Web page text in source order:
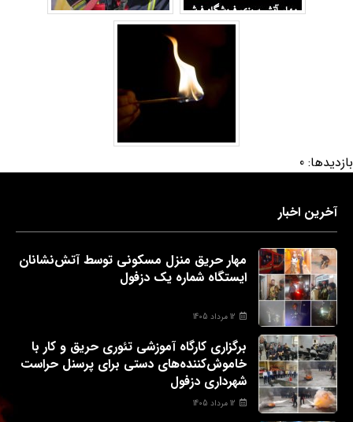
بازدیدها: 0
آخرین اخبار
مهار حریق منزل مسکونی توسط آتش‌نشانان
ایستگاه شماره یک دزفول
12 مرداد 1405
برگزاری کارگاه آموزشی تئوری حریق و کار با
خاموش‌کننده‌های دستی برای پرسنل حراست
شهرداری دزفول
12 مرداد 1405